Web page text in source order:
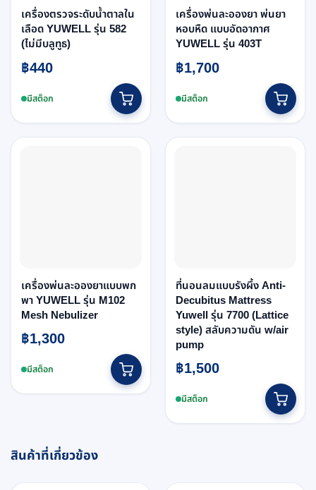
เครื่องตรวจระดับน้ำตาลใน
เลือด YUWELL รุ่น 582
(ไม่มีบลูทูธ)
฿440
มีสต็อก
เครื่องพ่นละอองยา พ่นยา
หอบหืด แบบอัดอากาศ
YUWELL รุ่น 403T
฿1,700
มีสต็อก
เครื่องพ่นละอองยาแบบพก
พา YUWELL รุ่น M102
Mesh Nebulizer
฿1,300
มีสต็อก
ที่นอนลมแบบรังผึ้ง Anti-
Decubitus Mattress
Yuwell รุ่น 7700 (Lattice
style) สลับความดัน w/air
pump
฿1,500
มีสต็อก
สินค้าที่เกี่ยวข้อง